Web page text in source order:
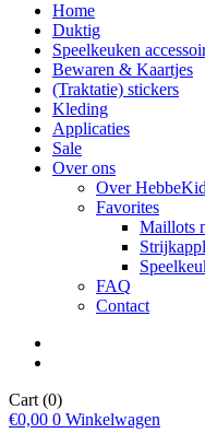
Home
Duktig
Speelkeuken
Bewaren & Kaartjes
(Traktatie) stickers
Kleding
Applicaties
Sale
Over ons
Over
Favorites
Maillots
FAQ
Contact
Cart (0)
€0,00 0 Winkelwagen